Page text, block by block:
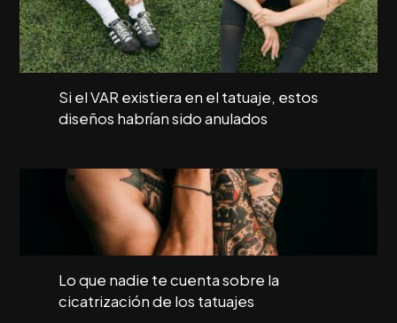
Si el VAR existiera en el tatuaje, estos
diseños habrían sido anulados
Lo que nadie te cuenta sobre la
cicatrización de los tatuajes